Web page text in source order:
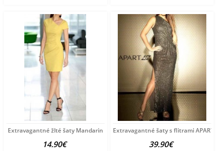
Extravagantné žlté šaty Mandarin
14.90€
Extravagantné šaty s flitrami APART
39.90€